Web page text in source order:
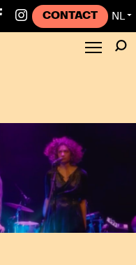
🍉 STOP GENOCIDE 🍉 FREE
CONTACT NL ▼